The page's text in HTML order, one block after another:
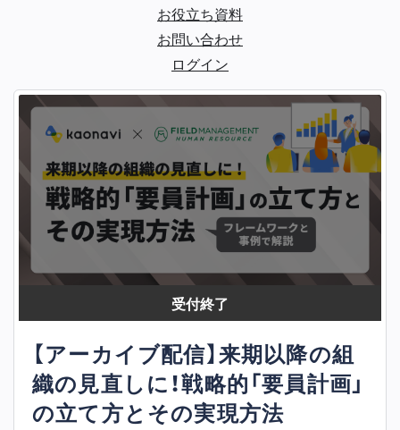
お役立ち資料
お問い合わせ
ログイン
受付終了
【アーカイブ配信】来期以降の組
織の見直しに！戦略的「要員計画」
の立て方とその実現方法